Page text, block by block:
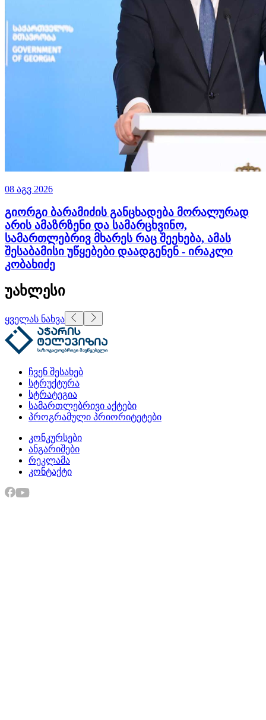
08 აგვ 2026
გიორგი ბარამიძის განცხადება მორალურად
არის ამაზრზენი და სამარცხვინო,
სამართლებრივ მხარეს რაც შეეხება, ამას
შესაბამისი უწყებები დაადგენენ - ირაკლი
კობახიძე
უახლესი
ყველას ნახვა
ჩვენ შესახებ
სტრუქტურა
სტრატეგია
სამართლებრივი აქტები
პროგრამული პრიორიტეტები
კონკურსები
ანგარიშები
რეკლამა
კონტაქტი